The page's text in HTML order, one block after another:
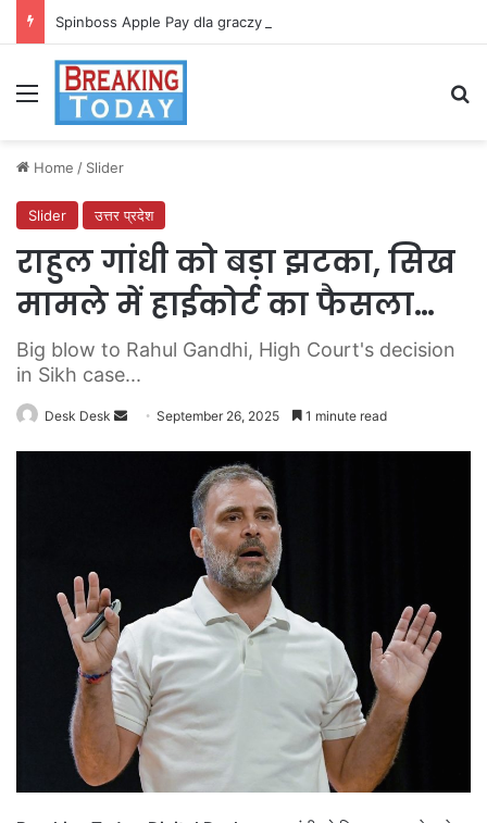
Spinboss Apple Pay dla graczy na iPhone
Menu
Home / Slider
Slider उत्तर प्रदेश
राहुल गांधी को बड़ा झटका, सिख
मामले में हाईकोर्ट का फैसला…
Big blow to Rahul Gandhi, High Court's decision
in Sikh case...
Desk Desk
SendSeptember 26, 2025 1 minute read